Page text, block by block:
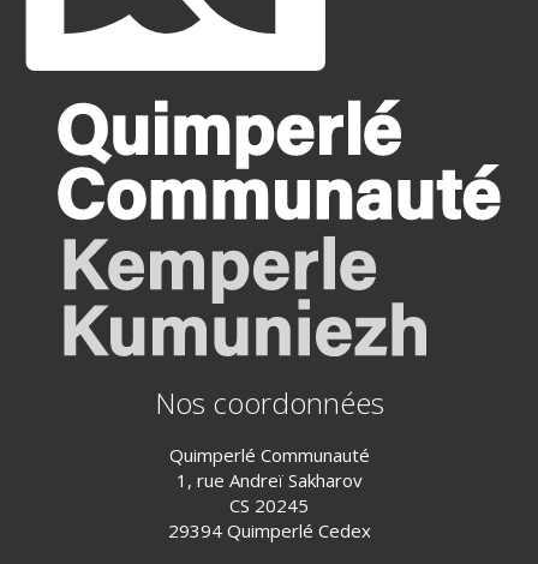
Nos coordonnées
Quimperlé Communauté
1, rue Andreï Sakharov
CS 20245
29394 Quimperlé Cedex